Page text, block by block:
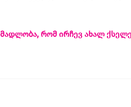
მადლობა, რომ ირჩევ ახალ